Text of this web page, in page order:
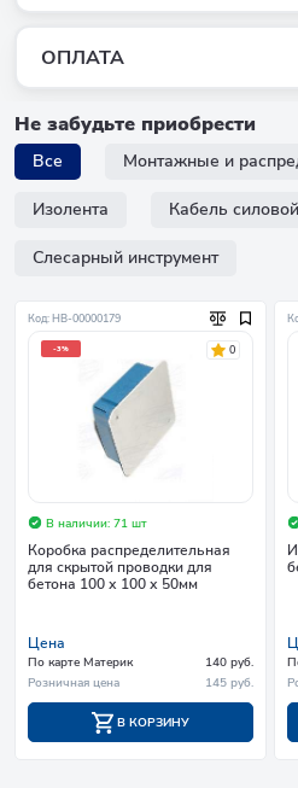
ОПЛАТА
Не забудьте приобрести
Все Монтажные и
Изолента Кабель силовой
Слесарный инструмент
Код: НB-00000179
-3% 0
В наличии: 71 шт
Коробка распределительная
для скрытой проводки для
бетона 100 х 100 х 50мм
Цена
По карте Материк
140 руб.
Розничная цена
145 руб.
В КОРЗИНУ